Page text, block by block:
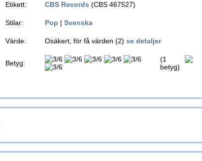
Etikett: CBS Records (CBS 467527)
Stilar: Pop | Svenska
Värde: Osäkert, för få värden (2) se detaljer
Betyg:
(1
betyg)